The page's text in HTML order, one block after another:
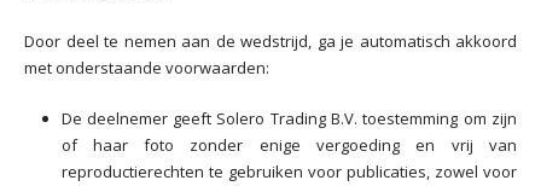
Door deel te nemen aan de wedstrijd, ga je automatisch akkoord
met onderstaande voorwaarden:
De deelnemer geeft Solero Trading B.V. toestemming om zijn
of haar foto zonder enige vergoeding en vrij van
reproductierechten te gebruiken voor publicaties, zowel voor